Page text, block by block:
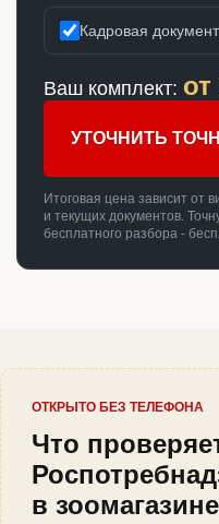
Кадровая
Ваш комплект: от
УТОЧНИТЬ
Итоговая цена зависит от
и текущих документов.
бесплатного разбора -
ОТКРЫТО БЕЗ ТЕЛЕФОНА
Что
в